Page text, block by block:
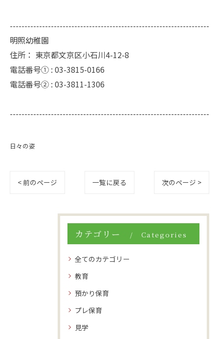
--------------------------------------------------------------------
明照幼稚園
住所： 東京都文京区小石川4-12-8
電話番号① : 03-3815-0166
電話番号② : 03-3811-1306
--------------------------------------------------------------------
日々の姿
< 前のページ 一覧に戻る 次のページ >
カテゴリー Categories
全てのカテゴリー
教育
預かり保育
プレ保育
見学